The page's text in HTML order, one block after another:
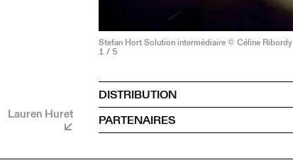
Lauren Huret
Stefan Hort Solution intermédiaire © Céline Ribordy
1 / 5
DISTRIBUTION
PARTENAIRES